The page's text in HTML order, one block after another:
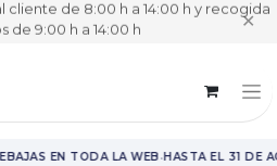
cliente de 8:00 h a 14:00 h y recogida
de 9:00 h a 14:00 h ✕
EN TODA LA WEB·HASTA EL 31 DE